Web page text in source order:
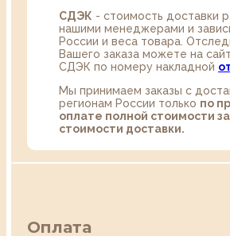
СДЭК - стоимость доставки
нашими менеджерами и
России и веса товара.
Вашего заказа можете на
СДЭК по номеру накладной
Мы принимаем заказы с
регионам России только по
оплате полной стоимости
стоимости доставки.
Оплата